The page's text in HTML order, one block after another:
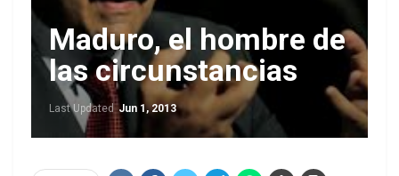
Maduro, el hombre de
las circunstancias
Last Updated Jun 1, 2013